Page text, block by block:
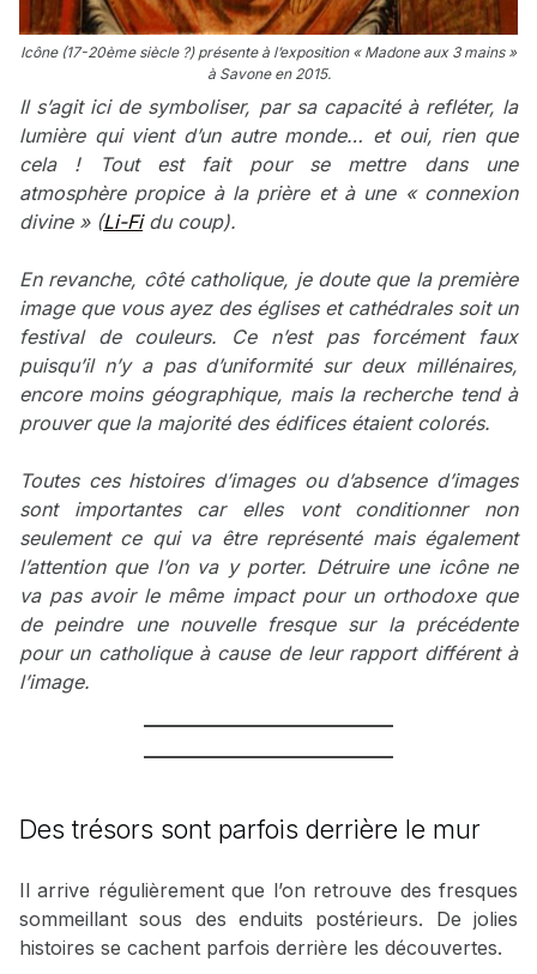
Icône (17-20ème siècle ?) présente à l’exposition « Madone aux 3 mains »
à Savone en 2015.
Il s’agit ici de symboliser, par sa capacité à refléter, la
lumière qui vient d’un autre monde… et oui, rien que
cela ! Tout est fait pour se mettre dans une
atmosphère propice à la prière et à une « connexion
divine » (Li-Fidu coup).
En revanche, côté catholique, je doute que la première
image que vous ayez des églises et cathédrales soit un
festival de couleurs. Ce n’est pas forcément faux
puisqu’il n’y a pas d’uniformité sur deux millénaires,
encore moins géographique, mais la recherche tend à
prouver que la majorité des édifices étaient colorés.
Toutes ces histoires d’images ou d’absence d’images
sont importantes car elles vont conditionner non
seulement ce qui va être représenté mais également
l’attention que l’on va y porter. Détruire une icône ne
va pas avoir le même impact pour un orthodoxe que
de peindre une nouvelle fresque sur la précédente
pour un catholique à cause de leur rapport différent à
l’image.
Des trésors sont parfois derrière le mur
Il arrive régulièrement que l’on retrouve des fresques
sommeillant sous des enduits postérieurs. De jolies
histoires se cachent parfois derrière les découvertes.